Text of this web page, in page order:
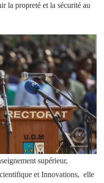
la propreté et la sécurité au
supérieur,
et Innovations, elle